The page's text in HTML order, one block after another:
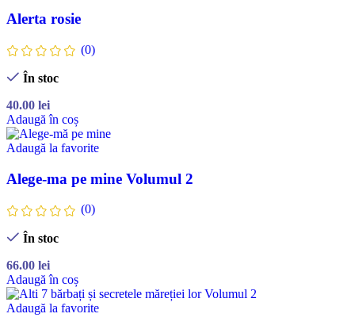
Alerta rosie
(0)
În stoc
40.00 lei
Adaugă în coș
Adaugă la favorite
Alege-ma pe mine Volumul 2
(0)
În stoc
66.00 lei
Adaugă în coș
Adaugă la favorite